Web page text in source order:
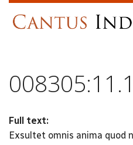
008305:11.1
Full text:
Exsultet omnis anima quod